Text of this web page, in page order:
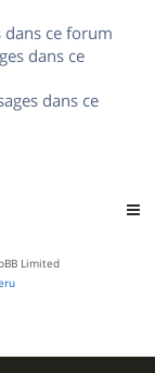
ce forum
dans ce
dans ce
Limited